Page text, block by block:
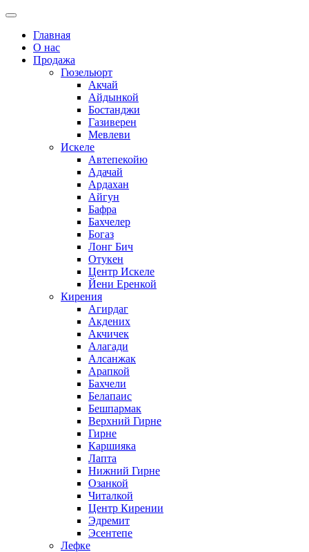
Главная
О нас
Продажа
Гюзельюрт
Акчай
Айдынкой
Бостанджи
Газиверен
Мевлеви
Искеле
Автепекойю
Адачай
Ардахан
Айгун
Бафра
Бахчелер
Богаз
Лонг Бич
Отукен
Центр Искеле
Йени Еренкой
Кирения
Агирдаг
Акдених
Акчичек
Алагади
Алсанжак
Арапкой
Бахчели
Белапаис
Бешпармак
Верхний Гирне
Гирне
Каршияка
Лапта
Нижний Гирне
Озанкой
Читалкой
Центр Кирении
Эдремит
Эсентепе
Лефке